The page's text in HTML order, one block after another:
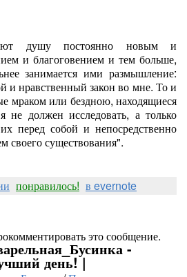
душу постоянно новым и
и благоговением и тем больше,
занимается ими размышление:
и нравственный закон во мне. То и
мраком или бездною, находящиеся
не должен исследовать, а только
перед собой и непосредственно
своего существования".
понравилось! в evernote
это сообщение.
-
день! |